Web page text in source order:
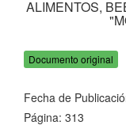
ALIMENTOS,
Documento original
Fecha de
Página: 313